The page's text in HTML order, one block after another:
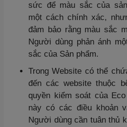
sức để màu sắc của
một cách chính xác,
đảm bảo rằng màu sắc
Người dùng phản ánh
sắc của Sản phẩm.
Trong Website có thể
đến các website thuộc
quyền kiểm soát của
này có các điều khoản
Người dùng cần tuân thủ